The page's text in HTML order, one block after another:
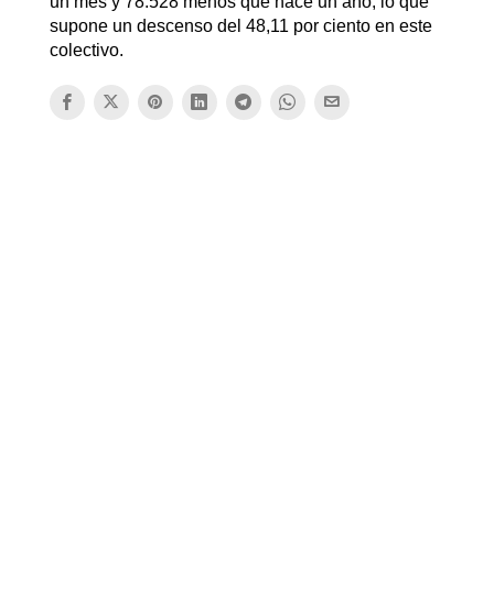
supone un descenso del 48,11 por ciento en este
colectivo.